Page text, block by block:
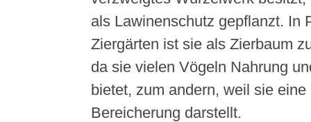
als Lawinenschutz gepflanzt. In
Ziergärten ist sie als Zierbaum
da sie vielen Vögeln Nahrung
bietet, zum andern, weil sie eine
Bereicherung darstellt.